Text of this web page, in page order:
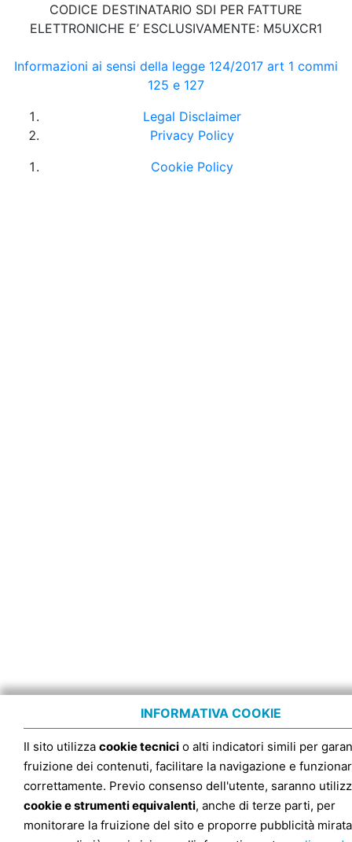
CODICE DESTINATARIO SDI PER FATTURE
ELETTRONICHE E’ ESCLUSIVAMENTE: M5UXCR1
Informazioni ai sensi della legge 124/2017 art 1 commi
125 e 127
Legal Disclaimer
Privacy Policy
Cookie Policy
INFORMATIVA COOKIE
Il sito utilizza cookie tecnici o alti indicatori simili per
fruizione dei contenuti, facilitare la navigazione e
correttamente. Previo consenso dell'utente, saranno
cookie e strumenti equivalenti, anche di terze parti, per
monitorare la fruizione del sito e proporre pubblicità